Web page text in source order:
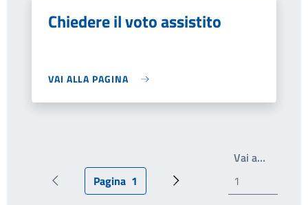
Chiedere il voto assistito
VAI ALLA PAGINA
Pagina precedentePagina attuale
Pagina 1 Prossima pagina
Vai a…